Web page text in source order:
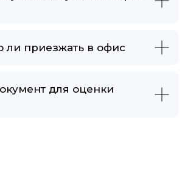
ли приезжать в офис
для оценки